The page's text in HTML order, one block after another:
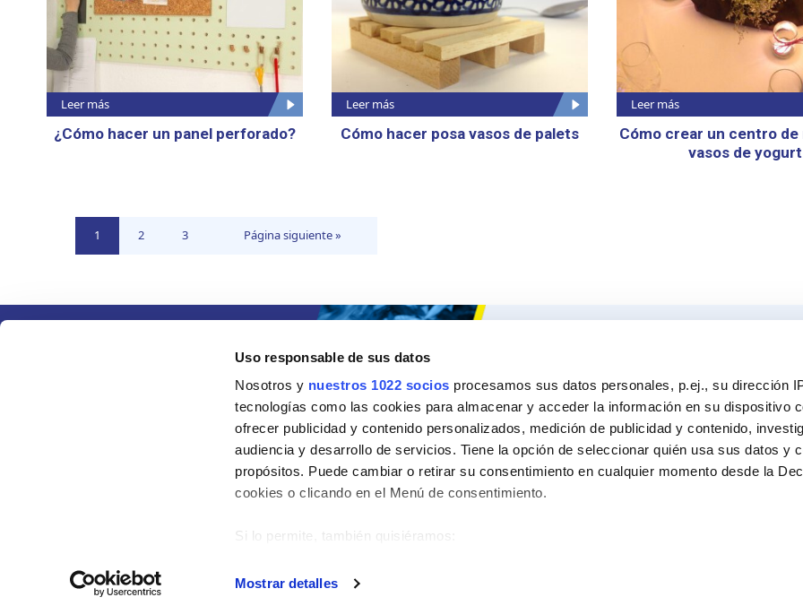
Uso responsable de sus datos
Nosotros y nuestros 1022 socios procesamos sus datos personales, p.ej., su dirección
tecnologías como las cookies para almacenar y acceder la información en su dispositivo
ofrecer publicidad y contenido personalizados, medición de publicidad y contenido,
audiencia y desarrollo de servicios. Tiene la opción de seleccionar quién usa sus datos y
propósitos. Puede cambiar o retirar su consentimiento en cualquier momento desde la
cookies o clicando en el Menú de consentimiento.
Si lo permite, también quisiéramos:
metros
Mostrar detalles
Leer más
¿Cómo hacer un panel perforado?
Leer más
Cómo hacer posa vasos de palets
Leer más
Cómo crear un centro de
vasos de yogurt
Ir1
Ir
2
Ir
3
Ir
Página siguiente »
Sobre Ceys
Manualidades
Bricolaje
Sostenibilidad
©2024 Grupo AC MARCA